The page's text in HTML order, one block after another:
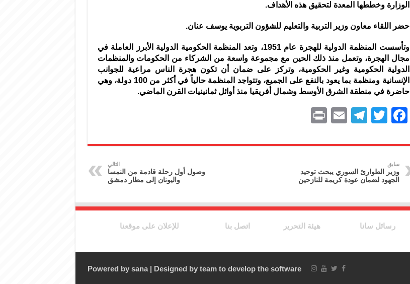
الوزارة وخططها المعدة لتحقيق هذه الأهداف.
حضر اللقاء معاون وزير التربية والتعليم للشؤون التربوية يوسف عنان.
وتأسست المنظمة الدولية للهجرة عام 1951، وتعد المنظمة الحكومية الدولية الأبرز العاملة في
مجال الهجرة، وتعمل منذ ذلك الحين مع مجموعة واسعة من الشركاء من الحكومات والمنظمات
الدولية الحكومية وغير الحكومية، وتركز على ضمان أن تكون هجرة الناس مراعية للجوانب
الإنسانية ومنظمة بما يعود بالنفع على الجميع، وتتواجد المنظمة حالياً في أكثر من 100 دولة، وهي
حاضرة في منطقة الشرق الأوسط وشمال أفريقيا منذ أوائل ثمانينيات القرن الماضي.
F
c
e
b
o
k
T
itt
er
T
e
a
E
ai
nt
سابق
وزير الطوارئ السوري يبحث توحيد
الجهود لضمان عودة كريمة للنازحين
التالي
وصول أول رحلة قادمة من النمسا
واليونان إلى مطار دمشق
رسائل سانا هيئة التحرير اتصل بنا للإعلان على موقعنا
Powered by sana| Designed by team to develop the software